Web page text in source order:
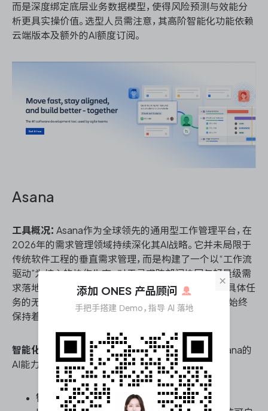
而是深度绑定底层业务数据模型，使得风险预测与效能分
析更具实操价值。选型人员需注意，其高阶智能化功能依赖
云端版本及额外的AI额度订阅。
Asana
工具概况： Asana作为全球领先的通用型工作管理平台，在
2026年的需求管理领域持续深化其AI战略。它并未局限于
传统软件工程的垂直需求管理，而是构建了一个以“工作流
驱动”为核心的协作生态。对于寻求跨部门协同与轻量级需
求落地的团队而言，Asana提供了一条从战略目标到具体任
务的无缝转化路径，其界面友好度与采用门槛在业内始终
保持着较高水准。
智能化需求管理能力核心能力：在智能化主轴上，Asana的
AI能力已深度融入需求生命周期的关键节点：
智能需求拆解与工作流生成： 基于Asana
×
添加 ONES 产品顾问
手把手搭建 Demo，指导 AI 落地